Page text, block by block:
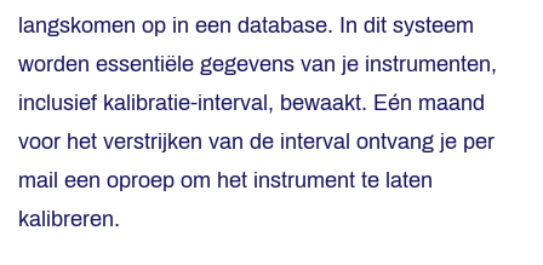
langskomen op in een database. In dit systeem
worden essentiële gegevens van je instrumenten,
inclusief kalibratie-interval, bewaakt. Eén maand
voor het verstrijken van de interval ontvang je per
mail een oproep om het instrument te laten
kalibreren.